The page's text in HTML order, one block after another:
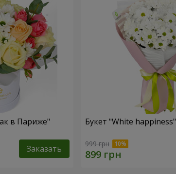
в Париже"
Заказать
Букет "White happiness"
999 грн